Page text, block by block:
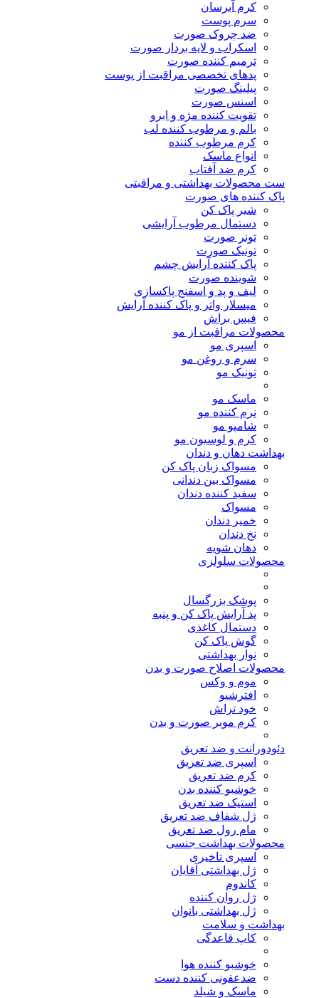
کرم آبرسان
سرم پوست
ضد چروک صورت
اسکراب و لایه بردار صورت
ترمیم کننده صورت
پدهای تخصصی مراقبت از پوست
پیلینگ صورت
اسنس صورت
تقویت کننده مژه و ابرو
بالم و مرطوب کننده لب
کرم مرطوب کننده
انواع ماسک
کرم ضد آفتاب
ست محصولات بهداشتی و مراقبتی
پاک کننده های صورت
شیر پاک کن
دستمال مرطوب آرایشی
تونر صورت
تونیک صورت
پاک کننده آرایش چشم
شوینده صورت
لیف و پد و اسفنج پاکسازی
میسلار واتر و پاک کننده آرایش
فیس براش
محصولات مراقبت از مو
اسپری مو
سرم و روغن مو
تونیک مو
ماسک مو
نرم کننده مو
شامپو مو
کرم و لوسیون مو
بهداشت دهان و دندان
مسواک زبان پاک کن
مسواک بین دندانی
سفید کننده دندان
مسواک
خمیر دندان
نخ دندان
دهان شویه
محصولات سلولزی
پوشک بزرگسال
پد آرایش پاک کن و پنبه
دستمال کاغذی
گوش پاک کن
نوار بهداشتی
محصولات اصلاح صورت و بدن
موم و وکس
افترشیو
خود تراش
کرم موبر صورت و بدن
دئودورانت و ضد تعریق
اسپری ضد تعریق
کرم ضد تعریق
خوشبو کننده بدن
استیک ضد تعریق
ژل شفاف ضد تعریق
مام رول ضد تعریق
محصولات بهداشت جنسی
اسپری تاخیری
ژل بهداشتی آقایان
کاندوم
ژل روان کننده
ژل بهداشتی بانوان
بهداشت و سلامت
کاپ قاعدگی
خوشبو کننده هوا
ضدعفونی کننده دست
ماسک و شیلد